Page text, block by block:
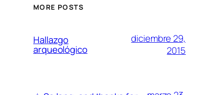
MORE POSTS
Hallazgo
arqueológico
diciembre 29,
2015